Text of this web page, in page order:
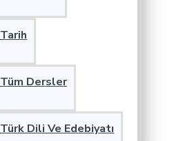
Tarih
Tüm Dersler
Türk Dili Ve Edebiyatı